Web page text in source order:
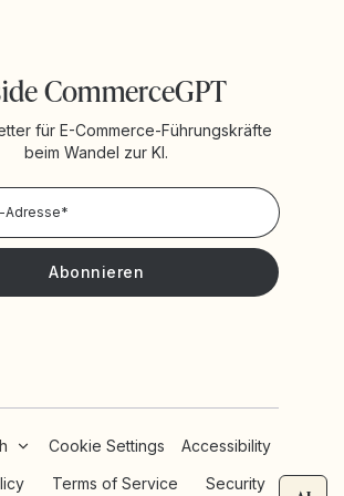
CommerceGPT
für E-Commerce-Führungskräfte
beim Wandel zur KI.
Terms of Service
Security
Cookie Settings Accessibility